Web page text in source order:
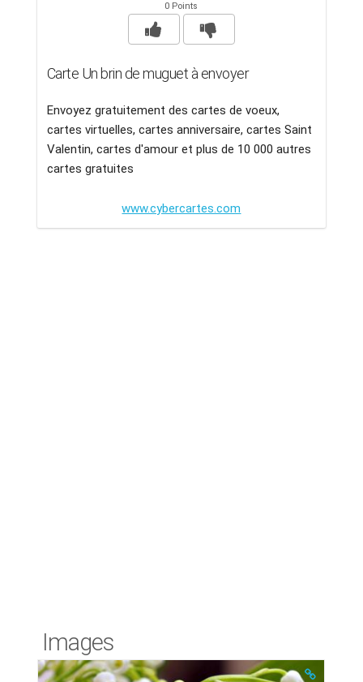
0 Points
Carte Un brin de muguet à envoyer
Envoyez gratuitement des cartes de voeux,
cartes virtuelles, cartes anniversaire, cartes Saint
Valentin, cartes d'amour et plus de 10 000 autres
cartes gratuites
www.cybercartes.com
Images